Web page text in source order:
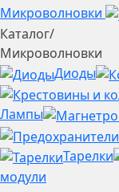
Микроволновки
Каталог/
Микроволновки
Диоды
Лампы
Тарелки
модули